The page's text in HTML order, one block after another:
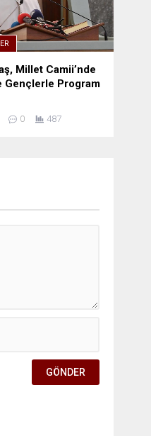
Millet Camii’nde
Gençlerle Program
0 487